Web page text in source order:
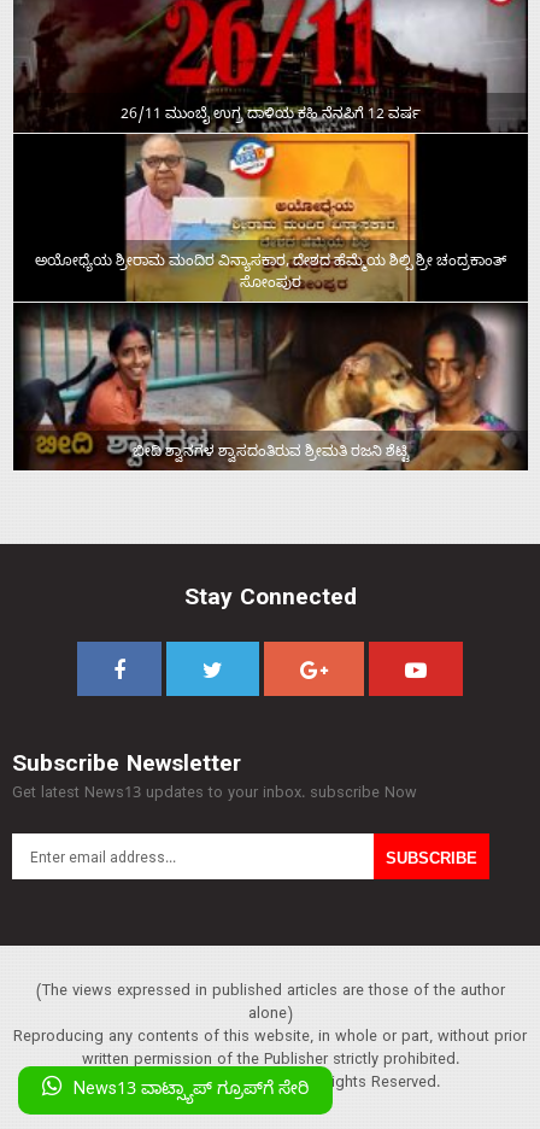
News13 ವಾಟ್ಸ್ಯಾಪ್‌ ಗ್ರೂಪ್‌ಗೆ ಸೇರಿ
26/11 ಮುಂಬೈ ಉಗ್ರ ದಾಳಿಯ ಕಹಿ ನೆನಪಿಗೆ 12 ವರ್ಷ
ಅಯೋಧ್ಯೆಯ ಶ್ರೀರಾಮ ಮಂದಿರ ವಿನ್ಯಾಸಕಾರ, ದೇಶದ ಹೆಮ್ಮೆಯ ಶಿಲ್ಪಿ ಶ್ರೀ ಚಂದ್ರಕಾಂತ್‌
ಸೋಂಪುರ
ಬೀದಿ ಶ್ವಾನಗಳ ಶ್ವಾಸದಂತಿರುವ ಶ್ರೀಮತಿ ರಜನಿ ಶೆಟ್ಟಿ
Stay Connected
Subscribe Newsletter
Get latest News13 updates to your inbox. subscribe Now
(The views expressed in published articles are those of the author
alone)
Reproducing any contents of this website, in whole or part, without prior
written permission of the Publisher strictly prohibited.
Copyright :© 2013 News13. All Rights Reserved.